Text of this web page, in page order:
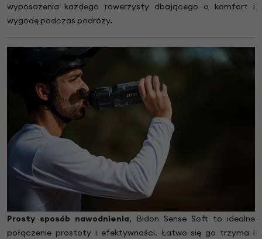
wyposażenia każdego rowerzysty dbającego o komfort i
wygodę podczas podróży.
Prosty sposób nawodnienia, Bidon Sense Soft to idealne
połączenie prostoty i efektywności. Łatwo się go trzyma i